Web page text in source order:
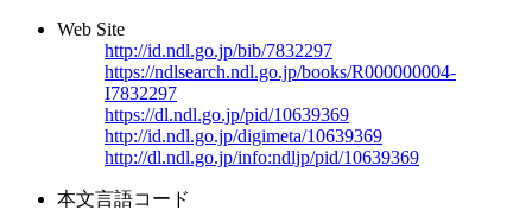
Web Site
http://id.ndl.go.jp/bib/7832297
https://ndlsearch.ndl.go.jp/books/R000000004-
I7832297
https://dl.ndl.go.jp/pid/10639369
http://id.ndl.go.jp/digimeta/10639369
http://dl.ndl.go.jp/info:ndljp/pid/10639369
本文言語コード